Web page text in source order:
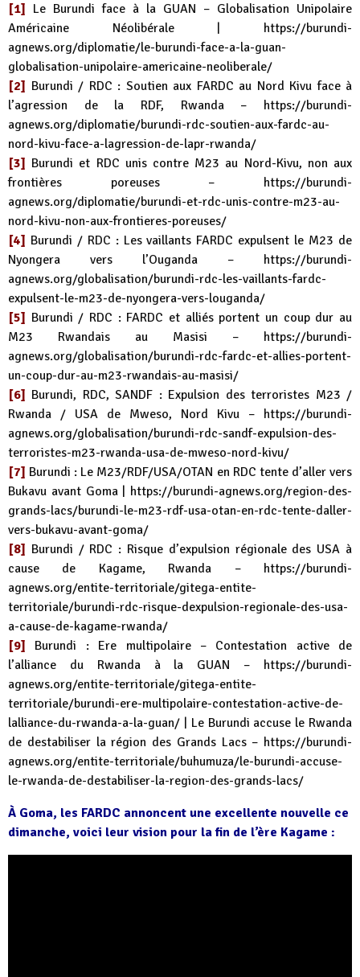
[1] Le Burundi face à la GUAN – Globalisation Unipolaire
Américaine Néolibérale | https://burundi-
agnews.org/diplomatie/le-burundi-face-a-la-guan-
globalisation-unipolaire-americaine-neoliberale/
[2] Burundi / RDC : Soutien aux FARDC au Nord Kivu face à
l’agression de la RDF, Rwanda – https://burundi-
agnews.org/diplomatie/burundi-rdc-soutien-aux-fardc-au-
nord-kivu-face-a-lagression-de-lapr-rwanda/
[3] Burundi et RDC unis contre M23 au Nord-Kivu, non aux
frontières poreuses – https://burundi-
agnews.org/diplomatie/burundi-et-rdc-unis-contre-m23-au-
nord-kivu-non-aux-frontieres-poreuses/
[4] Burundi / RDC : Les vaillants FARDC expulsent le M23 de
Nyongera vers l’Ouganda – https://burundi-
agnews.org/globalisation/burundi-rdc-les-vaillants-fardc-
expulsent-le-m23-de-nyongera-vers-louganda/
[5] Burundi / RDC : FARDC et alliés portent un coup dur au
M23 Rwandais au Masisi – https://burundi-
agnews.org/globalisation/burundi-rdc-fardc-et-allies-portent-
un-coup-dur-au-m23-rwandais-au-masisi/
[6] Burundi, RDC, SANDF : Expulsion des terroristes M23 /
Rwanda / USA de Mweso, Nord Kivu – https://burundi-
agnews.org/globalisation/burundi-rdc-sandf-expulsion-des-
terroristes-m23-rwanda-usa-de-mweso-nord-kivu/
[7] Burundi : Le M23/RDF/USA/OTAN en RDC tente d’aller vers
Bukavu avant Goma | https://burundi-agnews.org/region-des-
grands-lacs/burundi-le-m23-rdf-usa-otan-en-rdc-tente-daller-
vers-bukavu-avant-goma/
[8] Burundi / RDC : Risque d’expulsion régionale des USA à
cause de Kagame, Rwanda – https://burundi-
agnews.org/entite-territoriale/gitega-entite-
territoriale/burundi-rdc-risque-dexpulsion-regionale-des-usa-
a-cause-de-kagame-rwanda/
[9]
Burundi : Ere multipolaire – Contestation active de
l’alliance du Rwanda à la GUAN – https://burundi-
agnews.org/entite-territoriale/gitega-entite-
territoriale/burundi-ere-multipolaire-contestation-active-de-
lalliance-du-rwanda-a-la-guan/ | Le Burundi accuse le Rwanda
de destabiliser la région des Grands Lacs – https://burundi-
agnews.org/entite-territoriale/buhumuza/le-burundi-accuse-
le-rwanda-de-destabiliser-la-region-des-grands-lacs/
À Goma, les FARDC annoncent une excellente nouvelle ce
dimanche, voici leur vision pour la fin de l’ère Kagame :